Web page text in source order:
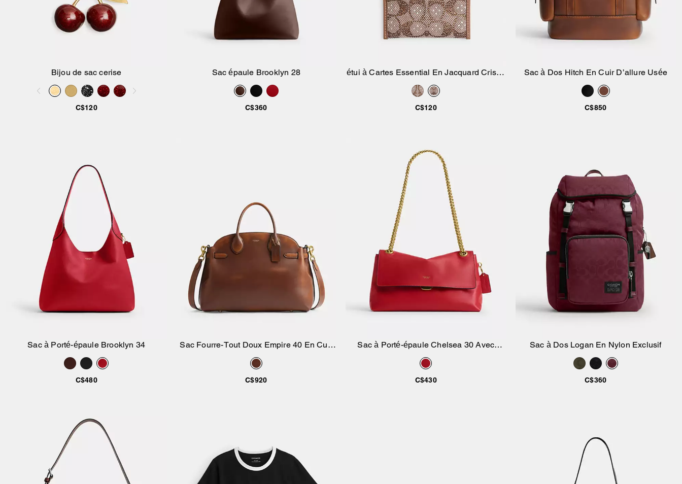
Ajouter au panier
Bijou de sac cerise
C$120
Ajouter au panier
Sac épaule Brooklyn 28
C$360
Ajouter au panier
étui à Cartes Essential En Jacquard Cristal
Exclusif
C$120
Sac à Dos Hitch En Cuir D’allure Usée
C$850
Ajouter au panier
Sac à Porté-épaule Brooklyn 34
C$480
Ajouter au panier
Sac Fourre-Tout Doux Empire 40 En Cuir
D’allure Usée
C$920
Ajouter au panier
Sac à Porté-épaule Chelsea 30 Avec
Chaîne
C$430
Ajouter au panier
Sac à Dos Logan En Nylon Exclusif
C$360